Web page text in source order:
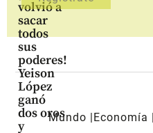
volvió a
sacar
todos
sus
poderes!
Yeison
López
ganó
dos oros
y
Mundo Economía